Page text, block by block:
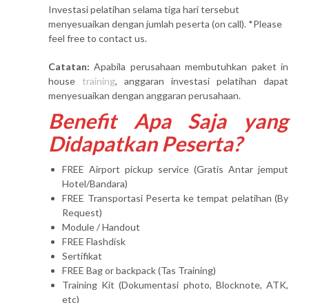
Investasi pelatihan selama tiga hari tersebut
menyesuaikan dengan jumlah peserta (on call). *Please
feel free to contact us.
Catatan: Apabila perusahaan membutuhkan paket in
house training, anggaran investasi pelatihan dapat
menyesuaikan dengan anggaran perusahaan.
Benefit Apa Saja yang
Didapatkan Peserta?
FREE Airport pickup service (Gratis Antar jemput
Hotel/Bandara)
FREE Transportasi Peserta ke tempat pelatihan (By
Request)
Module / Handout
FREE Flashdisk
Sertifikat
FREE Bag or backpack (Tas Training)
Training Kit (Dokumentasi photo, Blocknote, ATK,
etc)